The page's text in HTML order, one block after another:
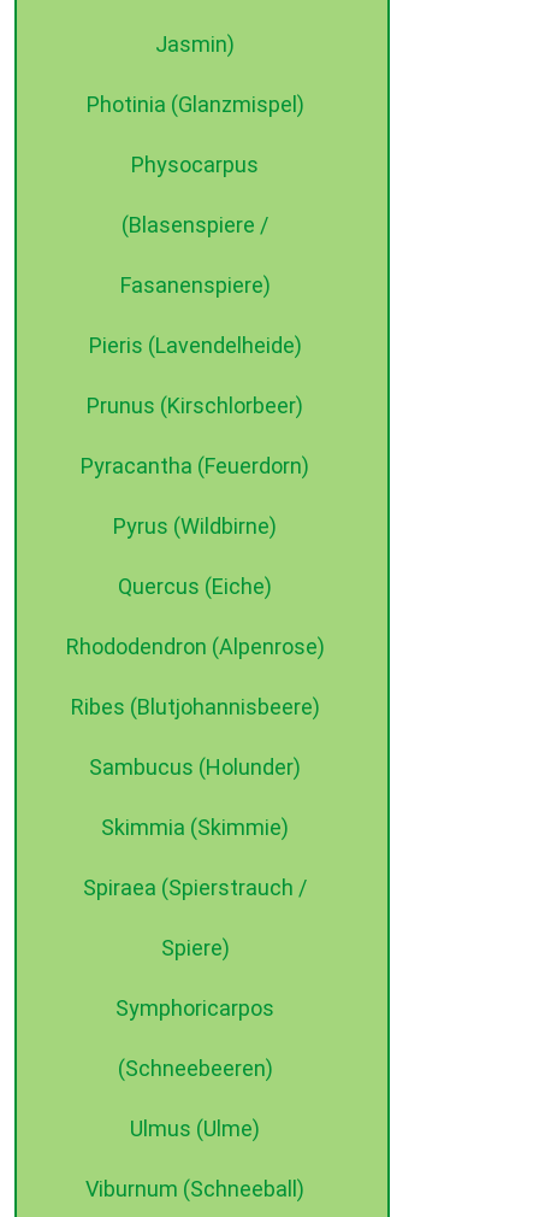
Jasmin)
Photinia (Glanzmispel)
Physocarpus
(Blasenspiere /
Fasanenspiere)
Pieris (Lavendelheide)
Prunus (Kirschlorbeer)
Pyracantha (Feuerdorn)
Pyrus (Wildbirne)
Quercus (Eiche)
Rhododendron (Alpenrose)
Ribes (Blutjohannisbeere)
Sambucus (Holunder)
Skimmia (Skimmie)
Spiraea (Spierstrauch /
Spiere)
Symphoricarpos
(Schneebeeren)
Ulmus (Ulme)
Viburnum (Schneeball)